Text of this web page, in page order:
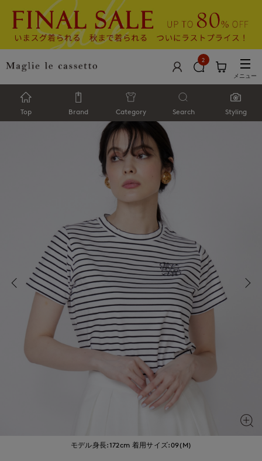
2
メニュー
Top Brand Category Search Styling
モデル身長:172cm 着用サイズ:09(M)